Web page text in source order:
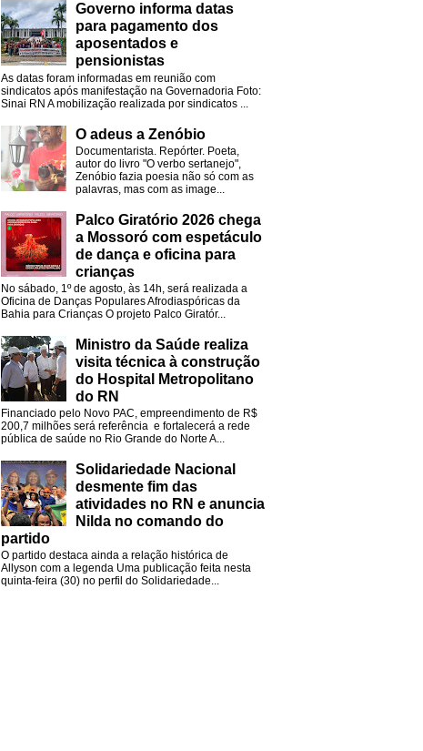
Governo informa datas
para pagamento dos
aposentados e
pensionistas
As datas foram informadas em reunião com
sindicatos após manifestação na Governadoria Foto:
Sinai RN A mobilização realizada por sindicatos ...
O adeus a Zenóbio
Documentarista. Repórter. Poeta,
autor do livro "O verbo sertanejo",
Zenóbio fazia poesia não só com as
palavras, mas com as image...
Palco Giratório 2026 chega
a Mossoró com espetáculo
de dança e oficina para
crianças
No sábado, 1º de agosto, às 14h, será realizada a
Oficina de Danças Populares Afrodiaspóricas da
Bahia para Crianças O projeto Palco Giratór...
Ministro da Saúde realiza
visita técnica à construção
do Hospital Metropolitano
do RN
Financiado pelo Novo PAC, empreendimento de R$
200,7 milhões será referência e fortalecerá a rede
pública de saúde no Rio Grande do Norte A...
Solidariedade Nacional
desmente fim das
atividades no RN e anuncia
Nilda no comando do
partido
O partido destaca ainda a relação histórica de
Allyson com a legenda Uma publicação feita nesta
quinta-feira (30) no perfil do Solidariedade...